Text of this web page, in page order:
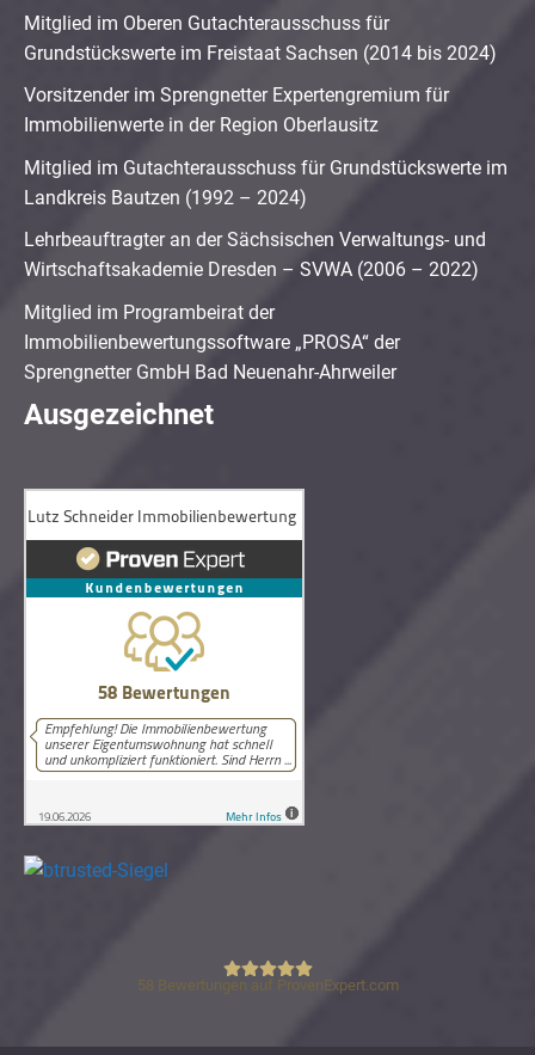
Mitglied im Oberen Gutachterausschuss für
Grundstückswerte im Freistaat Sachsen (2014 bis 2024)
Vorsitzender im Sprengnetter Expertengremium für
Immobilienwerte in der Region Oberlausitz
Mitglied im Gutachterausschuss für Grundstückswerte im
Landkreis Bautzen (1992 – 2024)
Lehrbeauftragter an der Sächsischen Verwaltungs- und
Wirtschaftsakademie Dresden – SVWA (2006 – 2022)
Mitglied im Programbeirat der
Immobilienbewertungssoftware „PROSA“ der
Sprengnetter GmbH Bad Neuenahr-Ahrweiler
Ausgezeichnet
Lutz Schneider Immobilienbewertung
58 Bewertungen auf ProvenExpert.com